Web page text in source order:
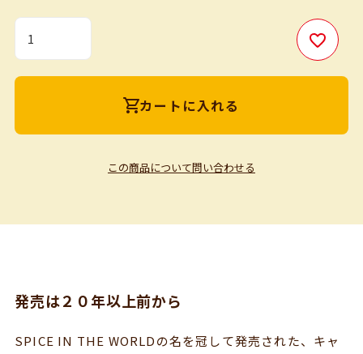
カートに入れる
この商品について問い合わせる
発売は２０年以上前から
SPICE IN THE WORLDの名を冠して発売された、キャ